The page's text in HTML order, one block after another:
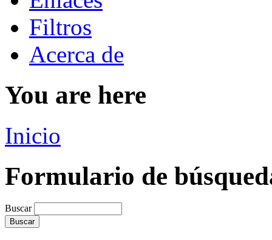
Filtros
Acerca de
You are here
Inicio
Formulario de
Buscar